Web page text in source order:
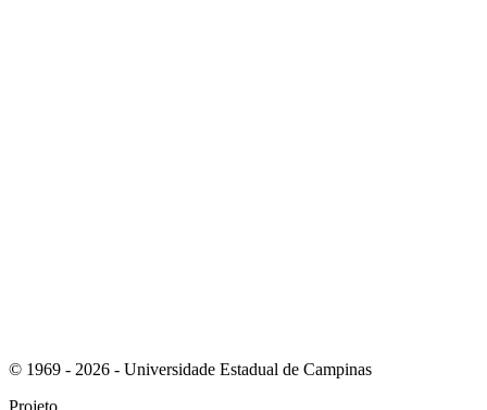
© 1969 - 2026 - Universidade Estadual de Campinas
Projeto